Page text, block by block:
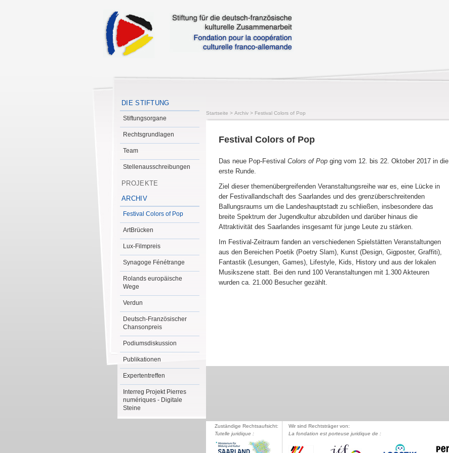
DIE STIFTUNG
Stiftungsorgane
Rechtsgrundlagen
Team
Stellenausschreibungen
PROJEKTE
ARCHIV
Festival Colors of Pop
ArtBrücken
Lux-Filmpreis
Synagoge Fénétrange
Rolands europäische
Wege
Verdun
Deutsch-Französischer
Chansonpreis
Podiumsdiskussion
Publikationen
Expertentreffen
Interreg Projekt Pierres
numériques - Digitale
Steine
Startseite > Archiv > Festival Colors of Pop
Festival Colors of Pop
Das neue Pop-Festival Colors of Pop ging vom 12. bis 22. Oktober 2017 in die
erste Runde.
Ziel dieser themenübergreifenden Veranstaltungsreihe war es, eine Lücke in
der Festivallandschaft des Saarlandes und des grenzüberschreitenden
Ballungsraums um die Landeshauptstadt zu schließen, insbesondere das
breite Spektrum der Jugendkultur abzubilden und darüber hinaus die
Attraktivität des Saarlandes insgesamt für junge Leute zu stärken.
Im Festival-Zeitraum fanden an verschiedenen Spielstätten Veranstaltungen
aus den Bereichen Poetik (Poetry Slam), Kunst (Design, Gigposter, Graffiti),
Fantastik (Lesungen, Games), Lifestyle, Kids, History und aus der lokalen
Musikszene statt. Bei den rund 100 Veranstaltungen mit 1.300 Akteuren
wurden ca. 21.000 Besucher gezählt.
Zuständige Rechtsaufsicht:
Tutelle juridique :
Wir sind Rechtsträger von:
La fondation est porteuse juridique de :